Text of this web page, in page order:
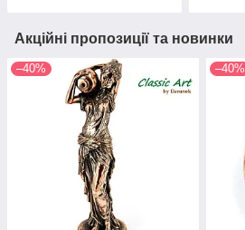
Акційні пропозиції та новинки
–40% –40%